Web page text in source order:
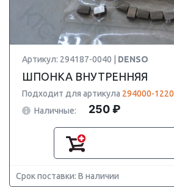
Артикул: 294187-0040 | DENSO
ШПОНКА ВНУТРЕННЯЯ
Подходит для артикула 294000-1220
Наличные:
250 ₽
Срок поставки: В наличии